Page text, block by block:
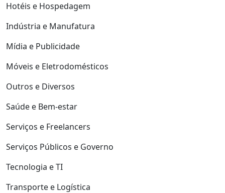
Hotéis e Hospedagem
Indústria e Manufatura
Mídia e Publicidade
Móveis e Eletrodomésticos
Outros e Diversos
Saúde e Bem-estar
Serviços e Freelancers
Serviços Públicos e Governo
Tecnologia e TI
Transporte e Logística